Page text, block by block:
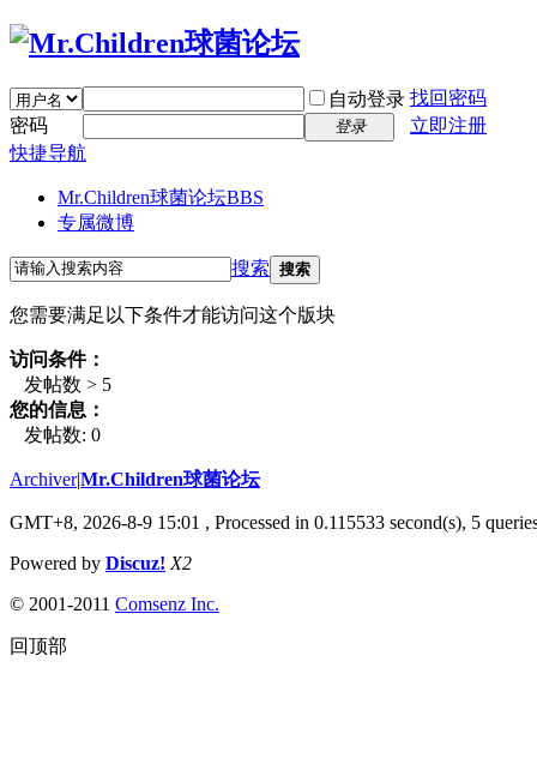
自动登录 找回密码
密码
登录
立即注册
快捷导航
Mr.Children球菌论坛BBS
专属微博
搜索 搜索
您需要满足以下条件才能访问这个版块
访问条件：
发帖数 > 5
您的信息：
发帖数: 0
Archiver|Mr.Children球菌论坛
GMT+8, 2026-8-9 15:01 , Processed in 0.115533 second(s), 5
Powered by Discuz! X2
© 2001-2011 Comsenz Inc.
回顶部